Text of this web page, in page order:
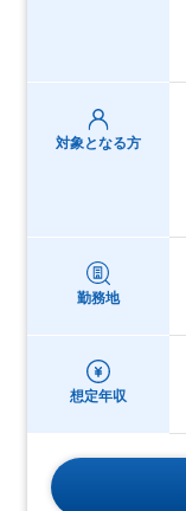
対象となる方
勤務地
想定年収